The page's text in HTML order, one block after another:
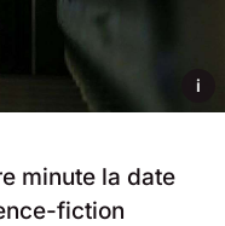
i
minute la date
fiction